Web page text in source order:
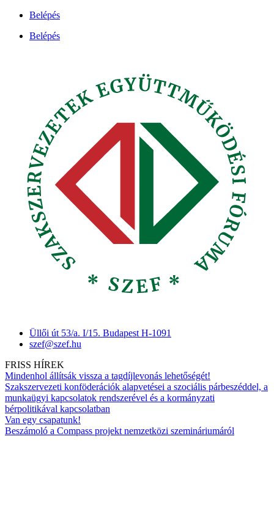
Ugrás
tartalomhoz
Belépés
Belépés
Üllői út 53/a. I/15. Budapest H-1091
szef@szef.hu
FRISS HÍREK
Mindenhol állítsák vissza a tagdíjlevonás lehetőségét!
Szakszervezeti konföderációk alapvetései a szociális párbeszéddel, a
munkaügyi kapcsolatok rendszerével és a kormányzati
bérpolitikával kapcsolatban
Van egy csapatunk!
Beszámoló a Compass projekt nemzetközi szemináriumáról